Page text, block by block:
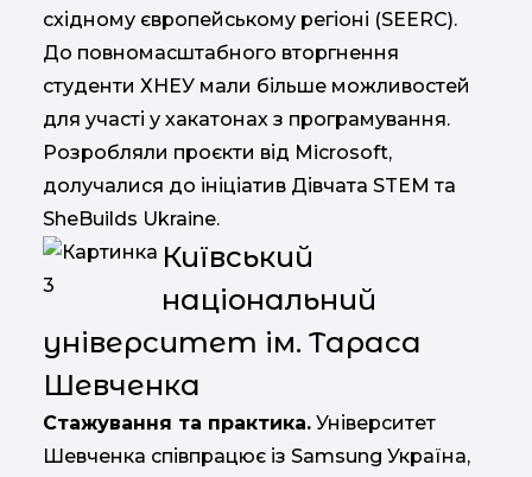
східному європейському регіоні (SEERC).
До повномасштабного вторгнення
студенти ХНЕУ мали більше можливостей
для участі у хакатонах з програмування.
Розробляли проєкти від Microsoft,
долучалися до ініціатив Дівчата STEM та
SheBuilds Ukraine.
Київський
національний
університет ім. Тараса
Шевченка
Стажування та практика. Університет
Шевченка співпрацює із Samsung Україна,